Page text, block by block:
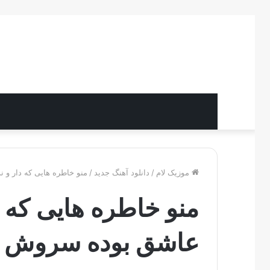
موزیک لام / دانلود آهنگ جدید / منو خاطره هایی که دار و
منو خاطره هایی که
عاشق بوده سروش